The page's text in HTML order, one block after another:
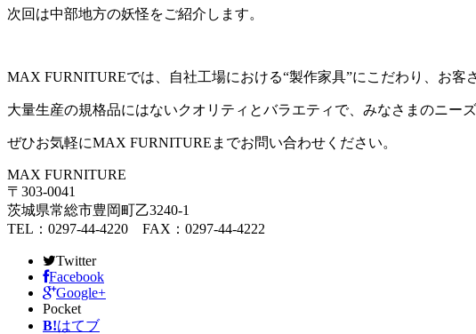
次回は中部地方の妖怪をご紹介します。
MAX FURNITUREでは、自社工場における“製作家具”にこだわり、お客
大量生産の規格品にはないクオリティとバラエティで、みなさまのニーズ
ぜひお気軽にMAX FURNITUREまでお問い合わせください。
MAX FURNITURE
〒303-0041
茨城県常総市豊岡町乙3240-1
TEL：0297-44-4220 FAX：0297-44-4222
Twitter
Facebook
Google+
Pocket
B!はてブ